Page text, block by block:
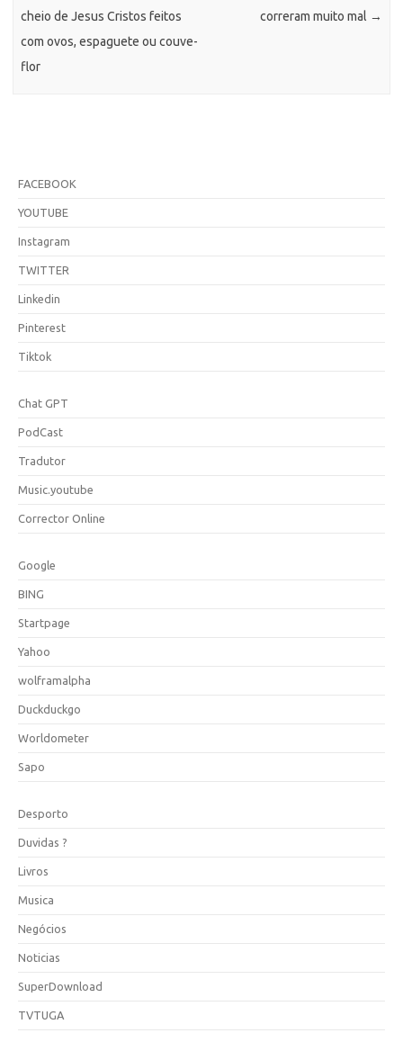
cheio de Jesus Cristos feitos
com ovos, espaguete ou couve-
flor
correram muito mal →
FACEBOOK
YOUTUBE
Instagram
TWITTER
Linkedin
Pinterest
Tiktok
Chat GPT
PodCast
Tradutor
Music.youtube
Corrector Online
Google
BING
Startpage
Yahoo
wolframalpha
Duckduckgo
Worldometer
Sapo
Desporto
Duvidas ?
Livros
Musica
Negócios
Noticias
SuperDownload
TVTUGA